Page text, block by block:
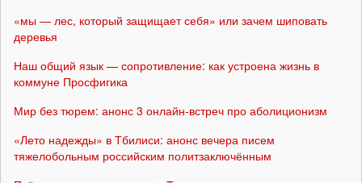
«мы — лес, который защищает себя» или зачем шиповать
деревья
Наш общий язык — сопротивление: как устроена жизнь в
коммуне Просфигика
Мир без тюрем: анонс 3 онлайн-встреч про аболиционизм
«Лето надежды» в Тбилиси: анонс вечера писем
тяжелобольным российским политзаключённым